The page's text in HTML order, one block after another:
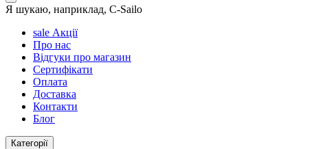
Я шукаю, наприклад, C-Sailo
sale Акції
Про нас
Відгуки про магазин
Сертифікати
Оплата
Доставка
Контакти
Блог
Категорії